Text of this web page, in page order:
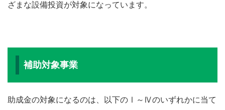
ざまな設備投資が対象になっています。
補助対象事業
助成金の対象になるのは、以下のⅠ～Ⅳのいずれかに当て